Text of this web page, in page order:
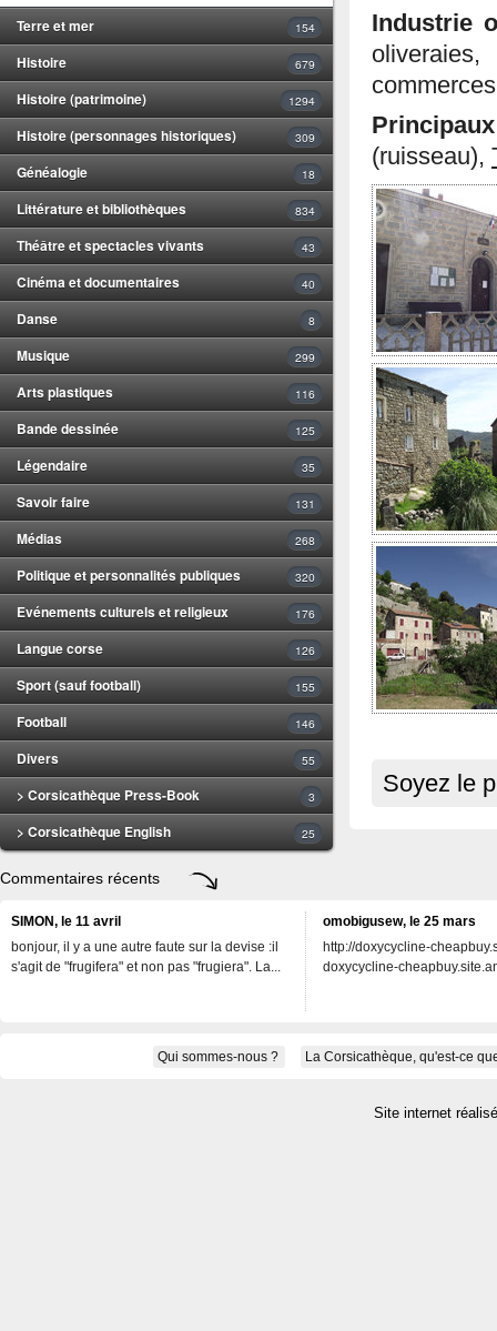
Terre et mer 154
Histoire 679
Histoire (patrimoine) 1294
Histoire (personnages historiques) 309
Généalogie 18
Littérature et bibliothèques 834
Théâtre et spectacles vivants 43
Cinéma et documentaires 40
Danse 8
Musique 299
Arts plastiques 116
Bande dessinée 125
Légendaire 35
Savoir faire 131
Médias 268
Politique et personnalités publiques 320
Evénements culturels et religieux 176
Langue corse 126
Sport (sauf football) 155
Football 146
Divers 55
> Corsicathèque Press-Book 3
> Corsicathèque English 25
Industrie
(ruisseau),
Soyez le
Commentaires récents
SIMON, le 11 avril
bonjour, il y a une autre faute sur la devise :il
s'agit de "frugifera" et non pas "frugiera". La...
omobigusew, le 25 mars
http://doxycycline-
doxycycline-
Qui sommes-nous ? La Corsicathèque, qu'est-ce
Site internet